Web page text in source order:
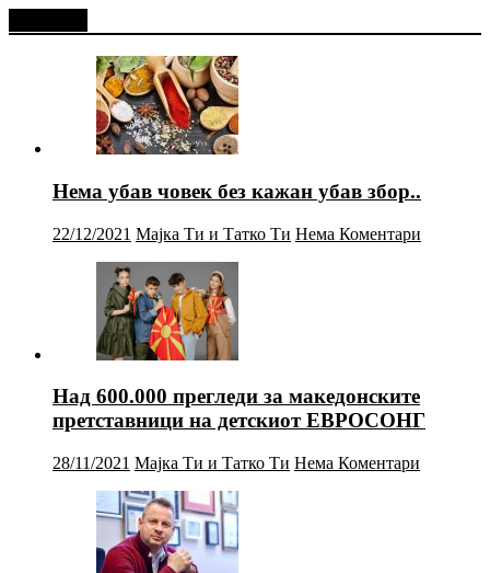
Нема убав човек без кажан убав збор..
22/12/2021 Мајка Ти и Татко Ти Нема Коментари
Над 600.000 прегледи за македонските
претставници на детскиот ЕВРОСОНГ
28/11/2021 Мајка Ти и Татко Ти Нема Коментари